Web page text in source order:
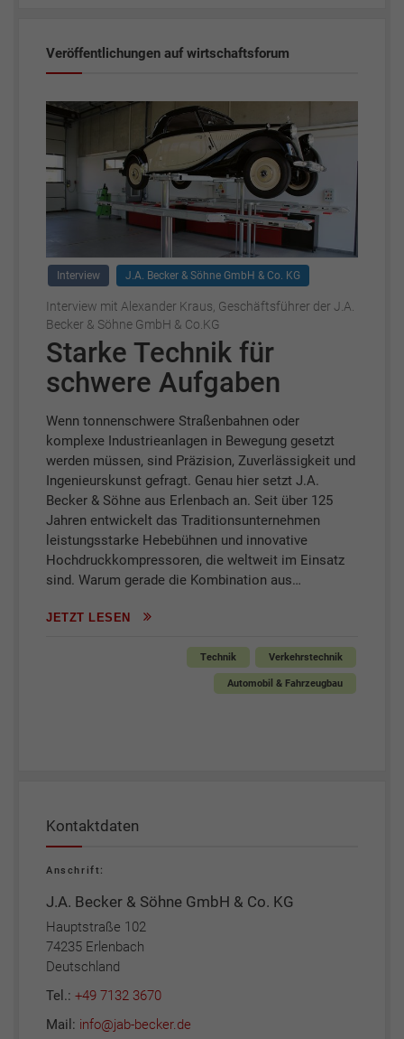
Veröffentlichungen auf wirtschaftsforum
Interview J.A. Becker & Söhne GmbH & Co. KG
Interview mit Alexander Kraus, Geschäftsführer der J.A.
Becker & Söhne GmbH & Co.KG
Starke Technik für
schwere Aufgaben
Wenn tonnenschwere Straßenbahnen oder
komplexe Industrieanlagen in Bewegung gesetzt
werden müssen, sind Präzision, Zuverlässigkeit und
Ingenieurskunst gefragt. Genau hier setzt J.A.
Becker & Söhne aus Erlenbach an. Seit über 125
Jahren entwickelt das Traditionsunternehmen
leistungsstarke Hebebühnen und innovative
Hochdruckkompressoren, die weltweit im Einsatz
sind. Warum gerade die Kombination aus…
JETZT LESEN
Technik Verkehrstechnik
Automobil & Fahrzeugbau
Kontaktdaten
Anschrift:
J.A. Becker & Söhne GmbH & Co. KG
Hauptstraße 102
74235 Erlenbach
Deutschland
Tel.: +49 7132 3670
Mail: info@jab-becker.de